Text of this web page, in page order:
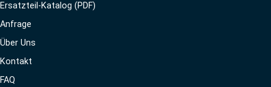
Ersatzteil-Katalog (PDF)
Anfrage
Über Uns
Kontakt
FAQ